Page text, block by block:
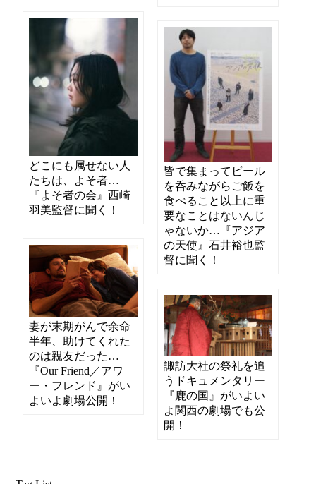
どこにも属せない人
たちは、よそ者…
『よそ者の会』西崎
羽美監督に聞く！
皆で集まってビール
を呑みながらご飯を
食べること以上に重
要なことはないんじ
ゃないか…『アジア
の天使』石井裕也監
督に聞く！
妻が末期がんで余命
半年、助けてくれた
のは親友だった…
『Our Friend／アワ
ー・フレンド』がい
よいよ劇場公開！
諏訪大社の祭礼を追
うドキュメンタリー
『鹿の国』がいよい
よ関西の劇場でも公
開！